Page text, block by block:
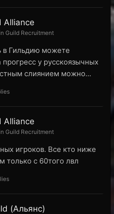
Alliance
Guild Recruitment
в Гильдию можете
прогресс у русскоязычных
слиянием можно...
Alliance
Guild Recruitment
игроков. Все кто ниже
только с 60того лвл
(Альянс)